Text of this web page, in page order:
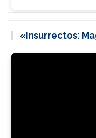
«Insurrectos: